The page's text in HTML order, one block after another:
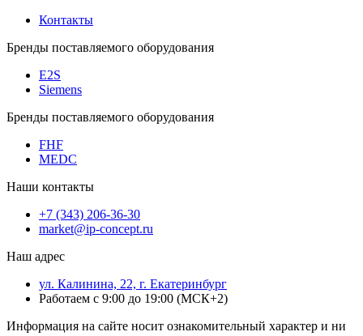
Контакты
Бренды поставляемого оборудования
E2S
Siemens
Бренды поставляемого оборудования
FHF
MEDC
Наши контакты
+7 (343) 206-36-30
market@ip-concept.ru
Наш адрес
ул. Калинина, 22, г. Екатеринбург
Работаем с 9:00 до 19:00 (МСК+2)
Информация на сайте носит ознакомительный характер и ни